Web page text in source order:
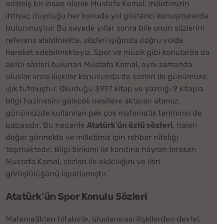
edilmiş bir insan olarak Mustafa Kemal, milletimizin
ihtiyaç duyduğu her konuda yol gösterici konuşmalarda
bulunmuştur. Bu sayede yıllar sonra bile onun sözlerini
referans alabilmekte, sözleri ışığında doğru yolda
hareket edebilmekteyiz. Spor ve müzik gibi konularda da
akılcı sözleri bulunan Mustafa Kemal, aynı zamanda
uluslar arası ilişkiler konusunda da sözleri ile günümüze
ışık tutmuştur. Okuduğu 3997 kitap ve yazdığı 9 kitapla
bilgi hazinesini gelecek nesillere aktaran atamız,
günümüzde kullanılan pek çok matematik teriminin de
babasıdır. Bu nedenle Atatürk’ün özlü sözleri, halen
değer görmekte ve milletimiz için rehber niteliği
taşımaktadır. Bilgi birikimi ile kendine hayran bırakan
Mustafa Kemal, sözleri ile akılcılığını ve ileri
görüşlülüğünü ispatlamıştır.
Atatürk’ün Spor Konulu Sözleri
Matematikten hitabete, uluslararası ilişkilerden devlet